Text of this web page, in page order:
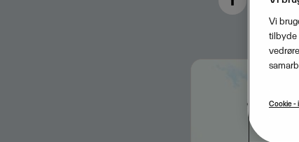
Vi
tilbyde
Cookie -